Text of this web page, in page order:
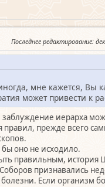
Последнее редактирование:
мне кажется, Вы
может привести к
иерарха
прежде всего
оно не исходило.
правильным, история
признавались
Если организм